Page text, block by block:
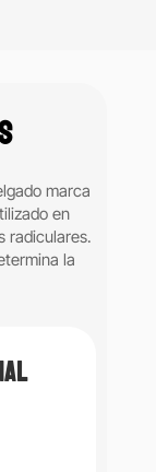
marca
en
radiculares.
la